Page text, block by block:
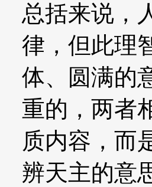
总括来说，
律，但此理
体、圆满的
重的，两者
质内容，而
辨天主的意